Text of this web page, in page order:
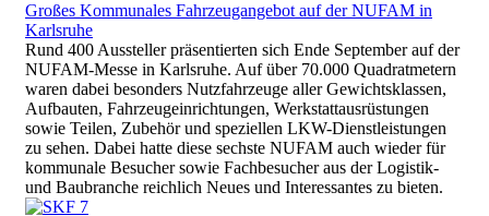
Großes Kommunales Fahrzeugangebot auf der NUFAM in
Karlsruhe
Rund 400 Aussteller präsentierten sich Ende September auf der
NUFAM-Messe in Karlsruhe. Auf über 70.000 Quadratmetern
waren dabei besonders Nutzfahrzeuge aller Gewichtsklassen,
Aufbauten, Fahrzeugeinrichtungen, Werkstattausrüstungen
sowie Teilen, Zubehör und speziellen LKW-Dienstleistungen
zu sehen. Dabei hatte diese sechste NUFAM auch wieder für
kommunale Besucher sowie Fachbesucher aus der Logistik-
und Baubranche reichlich Neues und Interessantes zu bieten.